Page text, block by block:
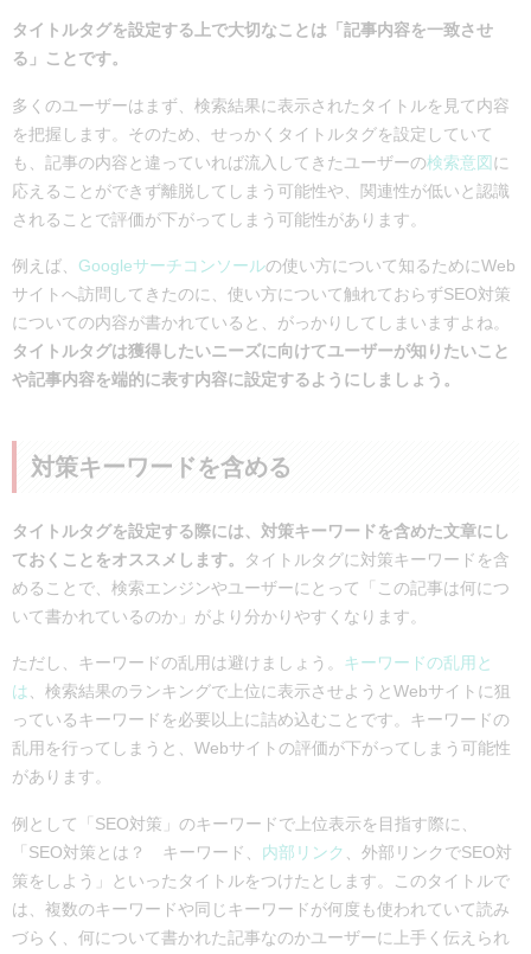
タイトルタグを設定する上で大切なことは「記事内容を一致させ
る」ことです。
多くのユーザーはまず、検索結果に表示されたタイトルを見て内容
を把握します。そのため、せっかくタイトルタグを設定していて
も、記事の内容と違っていれば流入してきたユーザーの検索意図に
応えることができず離脱してしまう可能性や、関連性が低いと認識
されることで評価が下がってしまう可能性があります。
例えば、 Googleサーチコンソールの使い方について知るためにWeb
サイトへ訪問してきたのに、使い方について触れておらずSEO対策
についての内容が書かれていると、がっかりしてしまいますよね。
タイトルタグは獲得したいニーズに向けてユーザーが知りたいこと
や記事内容を端的に表す内容に設定するようにしましょう。
対策キーワードを含める
タイトルタグを設定する際には、対策キーワードを含めた文章にし
ておくことをオススメします。
タイトルタグに対策キーワードを含
めることで、検索エンジンやユーザーにとって「この記事は何につ
いて書かれているのか」がより分かりやすくなります。
ただし、キーワードの乱用は避けましょう。 キーワードの乱用と
は、検索結果のランキングで上位に表示させようとWebサイトに狙
っているキーワードを必要以上に詰め込むことです。キーワードの
乱用を行ってしまうと、Webサイトの評価が下がってしまう可能性
があります。
例として「SEO対策」のキーワードで上位表示を目指す際に、
「SEO対策とは？ キーワード、 内部リンク
、外部リンクでSEO対
策をしよう」といったタイトルをつけたとします。このタイトルで
は、複数のキーワードや同じキーワードが何度も使われていて読み
づらく、何について書かれた記事なのかユーザーに上手く伝えられ